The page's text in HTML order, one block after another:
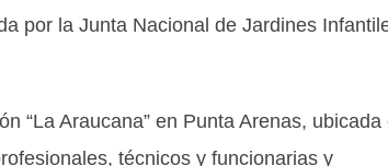
por la Junta Nacional de Jardines
“La Araucana” en Punta Arenas, ubicada
técnicos y funcionarias y